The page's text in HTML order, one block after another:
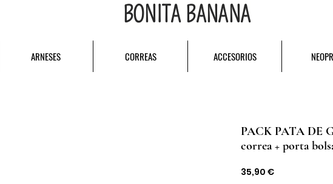
BONITA BANANA
ARNESES CORREAS ACCESORIOS
PACK PATA DE
correa + porta
35,90 €Precio